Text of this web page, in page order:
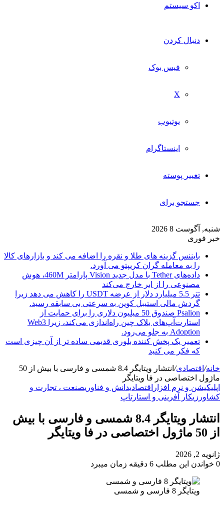
اکو سیستم
دنبال کردن
فیس بوک
X
یوتیوب
اینستاگرام
تغییر پوسته
جستجو برای
شنبه, آگوست 8 2026
خبر فوری
بایننس گزینه های طلا و نقره را اضافه می کند و بازارهای کالا
را به معامله گران کریپتو می آورد.
داده‌های Tether با مدل جدید Vision پارامتر 460M، هوش
مصنوعی را از ابر خارج می‌کند
تتر 5.5 میلیارد دلار از عرضه USDT را کاهش می دهد زیرا
گردش مالی استیبل کوین به سرعتی بی سابقه رسید.
Psalion صندوق 50 میلیون دلاری را برای حمایت از
استارت‌آپ‌های بلاک چین راه‌اندازی می‌کند، زیرا Web3
Adoption به جلو می‌رود.
تعمیر یک پخش کننده بلوری قدیمی ساده تر از آن چیزی است
که فکر می کنید
خانه/ اقتصادی/
انتشار ویتایگر 8.4 شمسی و فارسی با بیش از 50
ماژول اختصاصی در فا ویتایگر
اپلیکیشن و نرم افزار اقتصادیدانش و فناوریصنعت ، تجارت و
کشاورزیکار آفرینی و استارتاپ
انتشار ویتایگر 8.4 شمسی و فارسی با بیش
از 50 ماژول اختصاصی در فا ویتایگر
ژانویه 2, 2026
0 خواندن این مطلب 6 دقیقه زمان میبرد
ویتایگر 8 فارسی و شمسی